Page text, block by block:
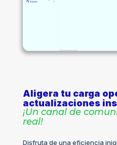
Aligera tu carga
actualizaciones
¡Un canal de
real!
Disfruta de una eficiencia